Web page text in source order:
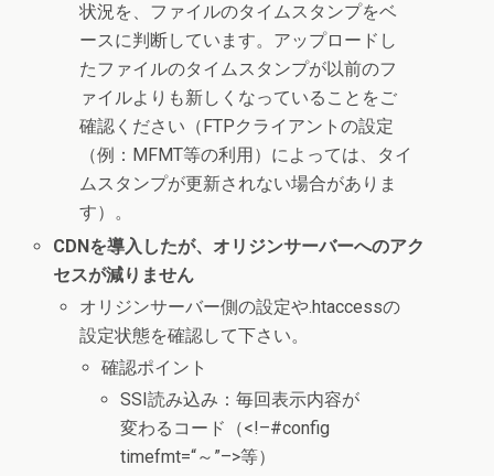
状況を、ファイルのタイムスタンプをベ
ースに判断しています。アップロードし
たファイルのタイムスタンプが以前のフ
ァイルよりも新しくなっていることをご
確認ください（FTPクライアントの設定
（例：MFMT等の利用）によっては、タイ
ムスタンプが更新されない場合がありま
す）。
CDNを導入したが、オリジンサーバーへのアク
セスが減りません
オリジンサーバー側の設定や.htaccessの
設定状態を確認して下さい。
確認ポイント
SSI読み込み：毎回表示内容が
変わるコード（<!–#config
timefmt=“～”–>等）